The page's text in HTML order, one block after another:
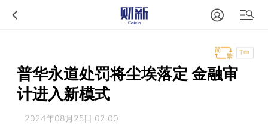
T中
普华永道处罚将尘埃落定 金融审
计进入新模式
2024年08月25日 02:00